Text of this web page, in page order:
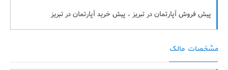
پیش فروش آپارتمان در تبریز ، پیش خرید آپارتمان در تبریز
مشخصات مالک